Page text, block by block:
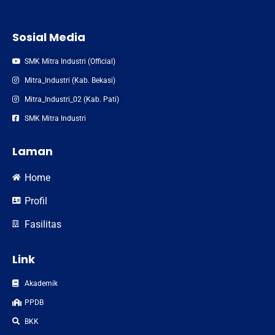
Sosial Media
SMK Mitra Industri (Official)
Mitra_Industri (Kab. Bekasi)
Mitra_Industri_02 (Kab. Pati)
SMK Mitra Industri
Laman
Home
Profil
Fasilitas
Link
Akademik
PPDB
BKK